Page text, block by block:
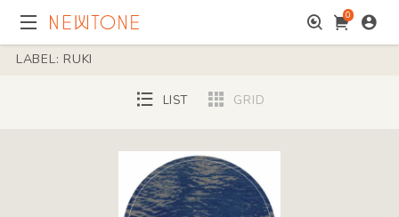
0
LABEL: RUKI
LIST GRID